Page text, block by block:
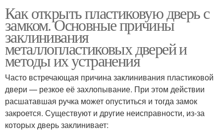
Как открыть пластиковую дверь с
замком. Основные причины
заклинивания
металлопластиковых дверей и
методы их устранения
Часто встречающая причина заклинивания пластиковой
двери — резкое её захлопывание. При этом действии
расшатавшая ручка может опуститься и тогда замок
закроется. Существуют и другие неисправности, из-за
которых дверь заклинивает: